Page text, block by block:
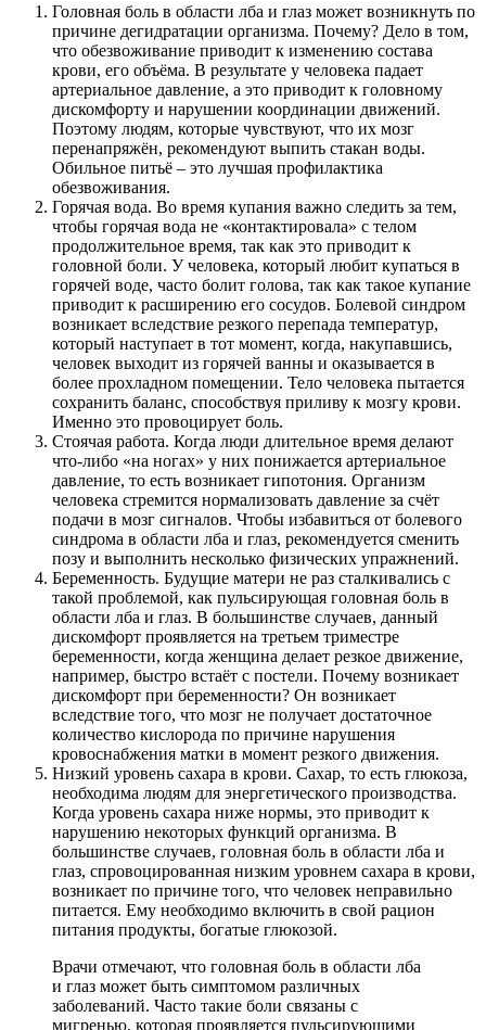
Головная боль в области лба и глаз может возникнуть по
причине дегидратации организма. Почему? Дело в том,
что обезвоживание приводит к изменению состава
крови, его объёма. В результате у человека падает
артериальное давление, а это приводит к головному
дискомфорту и нарушении координации движений.
Поэтому людям, которые чувствуют, что их мозг
перенапряжён, рекомендуют выпить стакан воды.
Обильное питьё – это лучшая профилактика
обезвоживания.
Горячая вода. Во время купания важно следить за тем,
чтобы горячая вода не «контактировала» с телом
продолжительное время, так как это приводит к
головной боли. У человека, который любит купаться в
горячей воде, часто болит голова, так как такое купание
приводит к расширению его сосудов. Болевой синдром
возникает вследствие резкого перепада температур,
который наступает в тот момент, когда, накупавшись,
человек выходит из горячей ванны и оказывается в
более прохладном помещении. Тело человека пытается
сохранить баланс, способствуя приливу к мозгу крови.
Именно это провоцирует боль.
Стоячая работа. Когда люди длительное время делают
что-либо «на ногах» у них понижается артериальное
давление, то есть возникает гипотония. Организм
человека стремится нормализовать давление за счёт
подачи в мозг сигналов. Чтобы избавиться от болевого
синдрома в области лба и глаз, рекомендуется сменить
позу и выполнить несколько физических упражнений.
Беременность. Будущие матери не раз сталкивались с
такой проблемой, как пульсирующая головная боль в
области лба и глаз. В большинстве случаев, данный
дискомфорт проявляется на третьем триместре
беременности, когда женщина делает резкое движение,
например, быстро встаёт с постели. Почему возникает
дискомфорт при беременности? Он возникает
вследствие того, что мозг не получает достаточное
количество кислорода по причине нарушения
кровоснабжения матки в момент резкого движения.
Низкий уровень сахара в крови. Сахар, то есть глюкоза,
необходима людям для энергетического производства.
Когда уровень сахара ниже нормы, это приводит к
нарушению некоторых функций организма. В
большинстве случаев, головная боль в области лба и
глаз, спровоцированная низким уровнем сахара в крови,
возникает по причине того, что человек неправильно
питается. Ему необходимо включить в свой рацион
питания продукты, богатые глюкозой.
Врачи отмечают, что головная боль в области лба
и глаз может быть симптомом различных
заболеваний. Часто такие боли связаны с
мигренью, которая проявляется пульсирующими